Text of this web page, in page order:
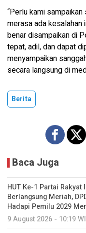
“Perlu kami
merasa ada kesalahan
benar disampaikan di
tepat, adil, dan dapat
menyampaikan
secara langsung di
Berita
Baca Juga
HUT Ke-1 Partai Rakyat
Berlangsung Meriah,
Hadapi Pemilu 2029
9 August 2026 - 10:19